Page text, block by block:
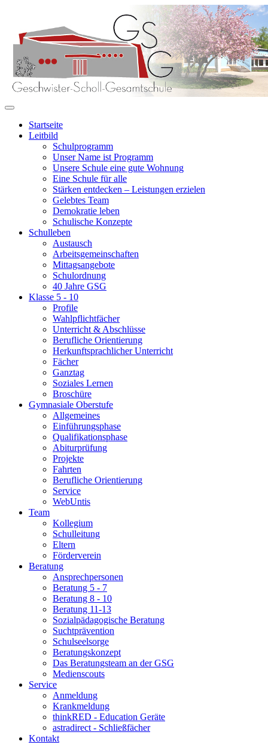
Startseite
Leitbild
Schulprogramm
Unser Name ist Programm
Unsere Schule eine gute Wohnung
Eine Schule für alle
Stärken entdecken – Leistungen erzielen
Gelebtes Team
Demokratie leben
Schulische Konzepte
Schulleben
Austausch
Arbeitsgemeinschaften
Mittagsangebote
Schulordnung
40 Jahre GSG
Klasse 5 - 10
Profile
Wahlpflichtfächer
Unterricht & Abschlüsse
Berufliche Orientierung
Herkunftsprachlicher Unterricht
Fächer
Ganztag
Soziales Lernen
Broschüre
Gymnasiale Oberstufe
Allgemeines
Einführungsphase
Qualifikationsphase
Abiturprüfung
Projekte
Fahrten
Berufliche Orientierung
Service
WebUntis
Team
Kollegium
Schulleitung
Eltern
Förderverein
Beratung
Ansprechpersonen
Beratung 5 - 7
Beratung 8 - 10
Beratung 11-13
Sozialpädagogische Beratung
Suchtprävention
Schulseelsorge
Beratungskonzept
Das Beratungsteam an der GSG
Medienscouts
Service
Anmeldung
Krankmeldung
thinkRED - Education Geräte
astradirect - Schließfächer
Kontakt